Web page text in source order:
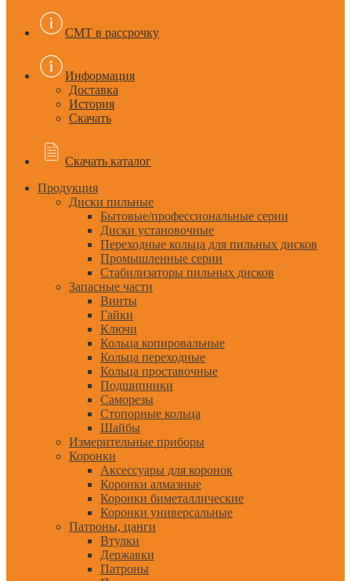
CMT в рассрочку
Информация
Доставка
История
Скачать
Скачать каталог
Продукция
Диски пильные
Бытовые/профессиональные серии
Диски установочные
Переходные кольца для пильных дисков
Промышленные серии
Стабилизаторы пильных дисков
Запасные части
Винты
Гайки
Ключи
Кольца копировальные
Кольца переходные
Кольца проставочные
Подшипники
Саморезы
Стопорные кольца
Шайбы
Измерительные приборы
Коронки
Аксессуары для коронок
Коронки алмазные
Коронки биметаллические
Коронки универсальные
Патроны, цанги
Втулки
Державки
Патроны